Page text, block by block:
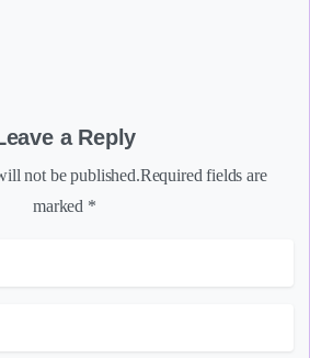
a Reply
not be published.Required fields are
marked *